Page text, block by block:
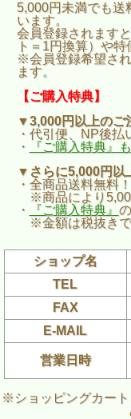
5,000円未満でも送
います。
会員登録されます
ト＝1円換算）や
※会員登録希望さ
ます。
【ご購入特典】
▼3,000円以上のご
・代引便、NP後払
・
『ご購入特典』
▼さらに5,000円以
・全商品送料無料！
※商品により
・
『ご購入特典』
※金額は税抜きで
ショップ名
TEL
FAX
E-MAIL
営業日時
※ショッピングカー